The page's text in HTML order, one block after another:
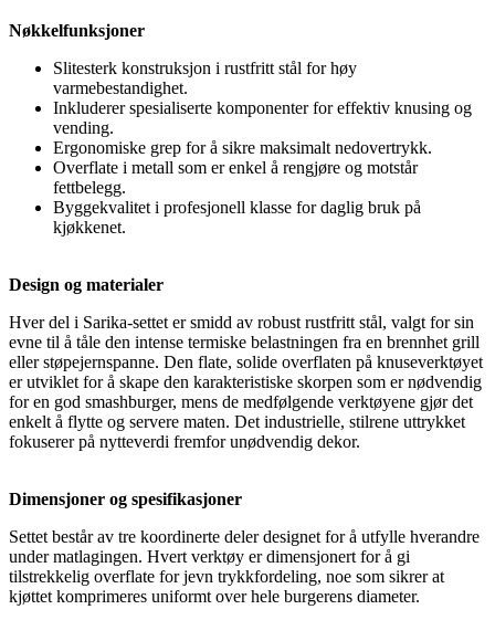
Nøkkelfunksjoner
Slitesterk konstruksjon i rustfritt stål for høy
varmebestandighet.
Inkluderer spesialiserte komponenter for effektiv knusing og
vending.
Ergonomiske grep for å sikre maksimalt nedovertrykk.
Overflate i metall som er enkel å rengjøre og motstår
fettbelegg.
Byggekvalitet i profesjonell klasse for daglig bruk på
kjøkkenet.
Design og materialer
Hver del i Sarika-settet er smidd av robust rustfritt stål, valgt for sin
evne til å tåle den intense termiske belastningen fra en brennhet grill
eller støpejernspanne. Den flate, solide overflaten på knuseverktøyet
er utviklet for å skape den karakteristiske skorpen som er nødvendig
for en god smashburger, mens de medfølgende verktøyene gjør det
enkelt å flytte og servere maten. Det industrielle, stilrene uttrykket
fokuserer på nytteverdi fremfor unødvendig dekor.
Dimensjoner og spesifikasjoner
Settet består av tre koordinerte deler designet for å utfylle hverandre
under matlagingen. Hvert verktøy er dimensjonert for å gi
tilstrekkelig overflate for jevn trykkfordeling, noe som sikrer at
kjøttet komprimeres uniformt over hele burgerens diameter.